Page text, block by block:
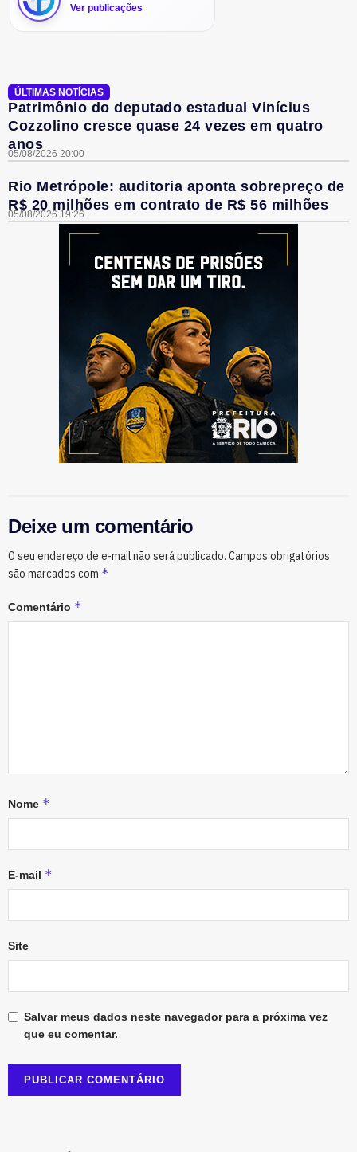
Ver publicações
ÚLTIMAS NOTÍCIAS
Patrimônio do deputado estadual Vinícius
Cozzolino cresce quase 24 vezes em quatro
anos
05/08/2026 20:00
Rio Metrópole: auditoria aponta sobrepreço de
R$ 20 milhões em contrato de R$ 56 milhões
05/08/2026 19:26
Deixe um comentário
O seu endereço de e-mail não será publicado. Campos obrigatórios
são marcados com *
Comentário *
Nome *
E-mail *
Site
Salvar meus dados neste navegador para a próxima vez
que eu comentar.